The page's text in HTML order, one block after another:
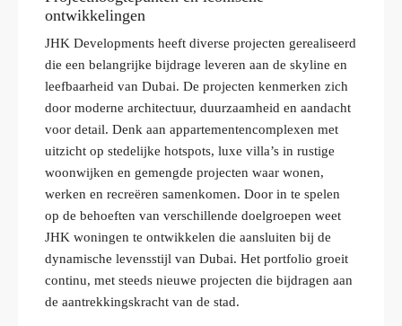
ontwikkelingen
JHK Developments heeft diverse projecten gerealiseerd
die een belangrijke bijdrage leveren aan de skyline en
leefbaarheid van Dubai. De projecten kenmerken zich
door moderne architectuur, duurzaamheid en aandacht
voor detail. Denk aan appartementencomplexen met
uitzicht op stedelijke hotspots, luxe villa’s in rustige
woonwijken en gemengde projecten waar wonen,
werken en recreëren samenkomen. Door in te spelen
op de behoeften van verschillende doelgroepen weet
JHK woningen te ontwikkelen die aansluiten bij de
dynamische levensstijl van Dubai. Het portfolio groeit
continu, met steeds nieuwe projecten die bijdragen aan
de aantrekkingskracht van de stad.